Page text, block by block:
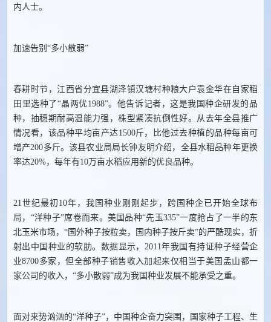
内人士。
加速告别“多小散弱”
春耕时节，江西省分宜县湖泽镇汉塘村种粮大户袁金华在自家稻
田里选种了“晶两优1988”。他告诉记者，这是我国种企研发的品
种，抽穗期耐高温能力强，株型紧凑抗倒性好。从去年全县推广
情况看，该品种平均亩产达1500斤，比他过去种植的品种每亩可
增产200多斤。该县农业局局长钟友明介绍，全县水稻品种年更换
率达20%，每年有10万亩水稻应用新的优良品种。
21世纪最初10年，我国种业刚刚起步，跨国种企已开始全球布
局，“洋种子”席卷而来。美国品种“先玉335”一度抢占了一半的东
北玉米市场，“国外种子按粒卖，国内种子按斤卖”的严酷现实，折
射出中国种业的软肋。数据显示，2011年我国有持证种子经营企
业8700多家，但全部种子销售收入加起来仅相当于美国孟山都一
家公司的收入，“多小散弱”成为我国种业发展不能承受之重。
面对来势汹汹的“洋种子”，中国种企奋力突围，国家种子工程、生